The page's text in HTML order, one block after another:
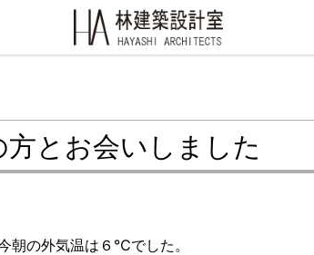
とお会いしました
朝の外気温は６℃でした。